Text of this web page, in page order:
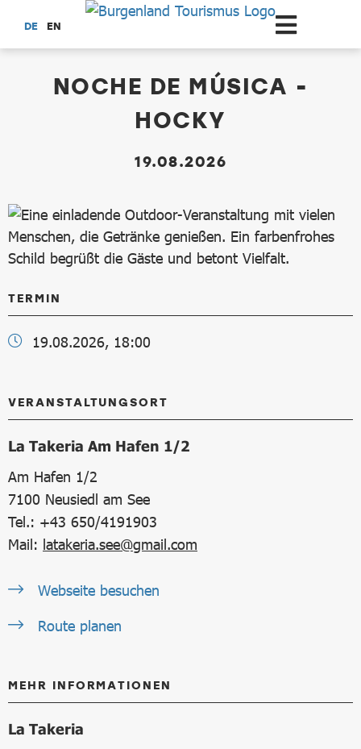
Zum Hauptinhalt springen
DE EN
NOCHE DE MÚSICA -
HOCKY
19.08.2026
TERMIN
19.08.2026, 18:00
VERANSTALTUNGSORT
La Takeria Am Hafen 1/2
Am Hafen 1/2
7100 Neusiedl am See
Tel.: +43 650/4191903
Mail: latakeria.see@gmail.com
Webseite besuchen
Route planen
MEHR INFORMATIONEN
La Takeria